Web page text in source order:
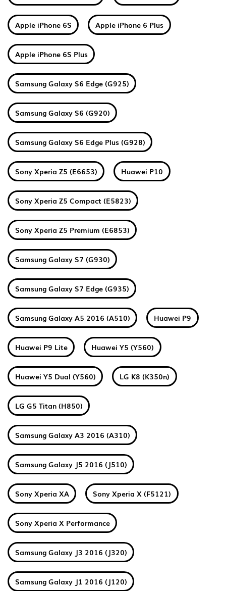
Apple iPhone 6S Apple iPhone 6 Plus
Apple iPhone 6S Plus
Samsung Galaxy S6 Edge (G925)
Samsung Galaxy S6 (G920)
Samsung Galaxy S6 Edge Plus (G928)
Sony Xperia Z5 (E6653) Huawei P10
Sony Xperia Z5 Compact (E5823)
Sony Xperia Z5 Premium (E6853)
Samsung Galaxy S7 (G930)
Samsung Galaxy S7 Edge (G935)
Samsung Galaxy A5 2016 (A510) Huawei P9
Huawei P9 Lite Huawei Y5 (Y560)
Huawei Y5 Dual (Y560) LG K8 (K350n)
LG G5 Titan (H850)
Samsung Galaxy A3 2016 (A310)
Samsung Galaxy J5 2016 (J510)
Sony Xperia XA Sony Xperia X (F5121)
Sony Xperia X Performance
Samsung Galaxy J3 2016 (J320)
Samsung Galaxy J1 2016 (J120)